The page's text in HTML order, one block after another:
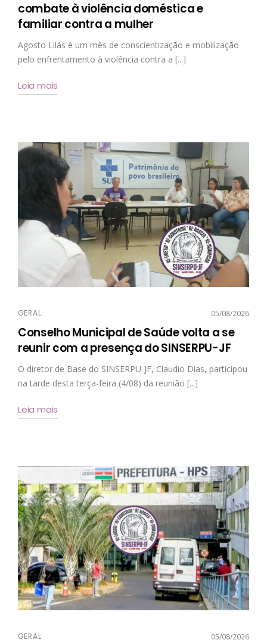
combate à violência doméstica e
familiar contra a mulher
Agosto Lilás é um mês de conscientização e mobilização
pelo enfrentamento à violência contra a [...]
Leia mais
GERAL 05/08/2026
Conselho Municipal de Saúde volta a se
reunir com a presença do SINSERPU-JF
O diretor de Base do SINSERPU-JF, Claudio Dias, participou
na tarde desta terça-feira (4/08) da reunião [...]
Leia mais
GERAL 05/08/2026